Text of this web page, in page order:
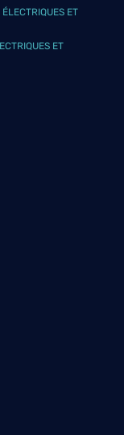
ET
ET